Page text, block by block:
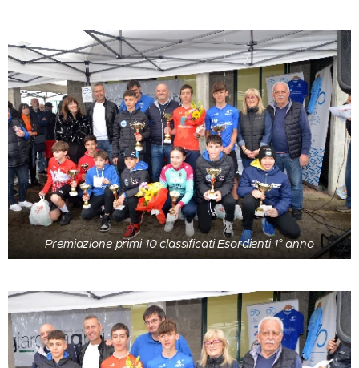
Premiazione primi 10 classificati Esordienti 1° anno